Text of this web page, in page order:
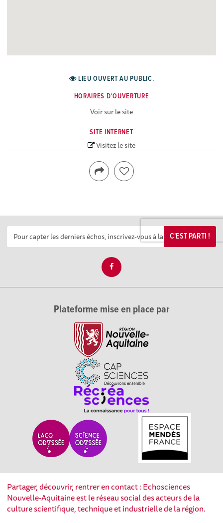
LIEU OUVERT AU PUBLIC.
HORAIRES D'OUVERTURE
Voir sur le site
SITE INTERNET
Visitez le site
C'EST PARTI !
Plateforme mise en place par
Partager, découvrir, rentrer en contact : Echosciences
Nouvelle-Aquitaine est le réseau social des acteurs de la
culture scientifique, technique et industrielle de la région.